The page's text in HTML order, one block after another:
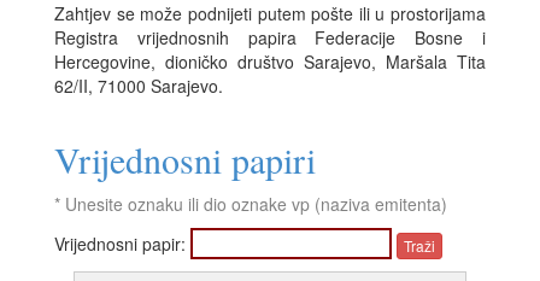
Zahtjev se može podnijeti putem pošte ili u prostorijama
Registra vrijednosnih papira Federacije Bosne i
Hercegovine, dioničko društvo Sarajevo, Maršala Tita
62/II, 71000 Sarajevo.
Vrijednosni papiri
* Unesite oznaku ili dio oznake vp (naziva emitenta)
Vrijednosni papir: